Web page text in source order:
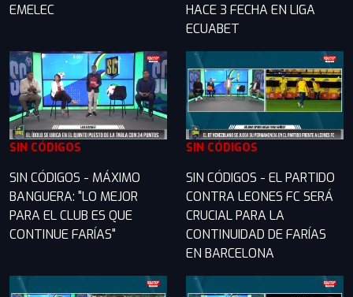
EMELEC
HACE 3 FECHA EN LIGA
ECUABET
SIN CÓDIGOS
SIN CÓDIGOS - MÁXIMO
BANGUERA: "LO MEJOR
PARA EL CLUB ES QUE
CONTINUE FARÍAS"
SIN CÓDIGOS
SIN CÓDIGOS - EL PARTIDO
CONTRA LEONES FC SERÁ
CRUCIAL PARA LA
CONTINUIDAD DE FARÍAS
EN BARCELONA